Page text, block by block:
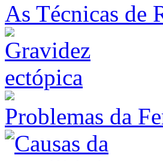
As Técnicas de
Problemas da